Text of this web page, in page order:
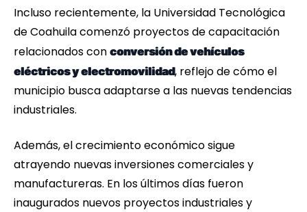
Incluso recientemente, la Universidad Tecnológica
de Coahuila comenzó proyectos de capacitación
relacionados con conversión de vehículos
eléctricos y electromovilidad, reflejo de cómo el
municipio busca adaptarse a las nuevas tendencias
industriales.
Además, el crecimiento económico sigue
atrayendo nuevas inversiones comerciales y
manufactureras. En los últimos días fueron
inaugurados nuevos proyectos industriales y